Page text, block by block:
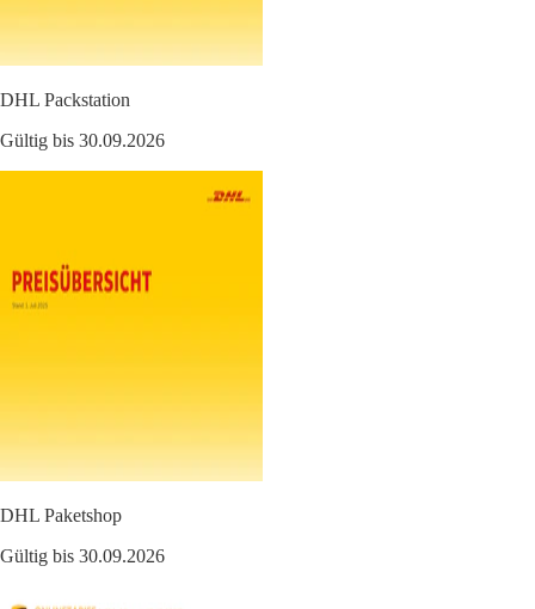
DHL Packstation
Gültig bis 30.09.2026
DHL Paketshop
Gültig bis 30.09.2026